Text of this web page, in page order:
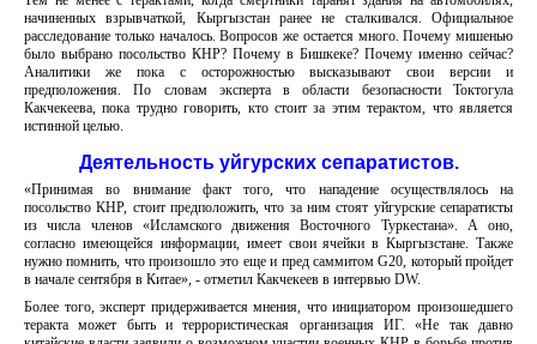
начиненных взрывчаткой, Кыргызстан ранее не сталкивался. Официальное
расследование только началось. Вопросов же остается много. Почему мишенью
было выбрано посольство КНР? Почему в Бишкеке? Почему именно сейчас?
Аналитики же пока с осторожностью высказывают свои версии и
предположения. По словам эксперта в области безопасности Токтогула
Какчекеева, пока трудно говорить, кто стоит за этим терактом, что является
истинной целью.
Деятельность уйгурских сепаратистов.
«Принимая во внимание факт того, что нападение осуществлялось на
посольство КНР, стоит предположить, что за ним стоят уйгурские сепаратисты
из числа членов «Исламского движения Восточного Туркестана». А оно,
согласно имеющейся информации, имеет свои ячейки в Кыргызстане. Также
нужно помнить, что произошло это еще и пред саммитом G20, который пройдет
в начале сентября в Китае», - отметил Какчекеев в интервью DW.
Более того, эксперт придерживается мнения, что инициатором произошедшего
теракта может быть и террористическая организация ИГ. «Не так давно